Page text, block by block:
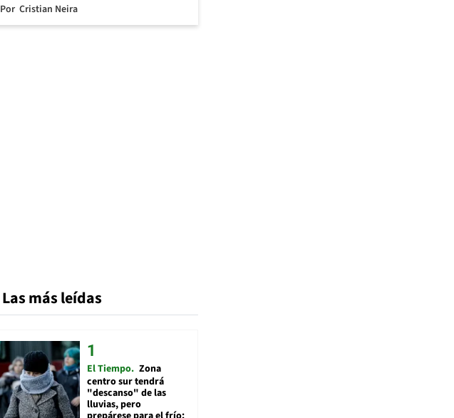
Por Cristian Neira
Las más leídas
El Tiempo Zona
centro sur tendrá
"descanso" de las
lluvias, pero